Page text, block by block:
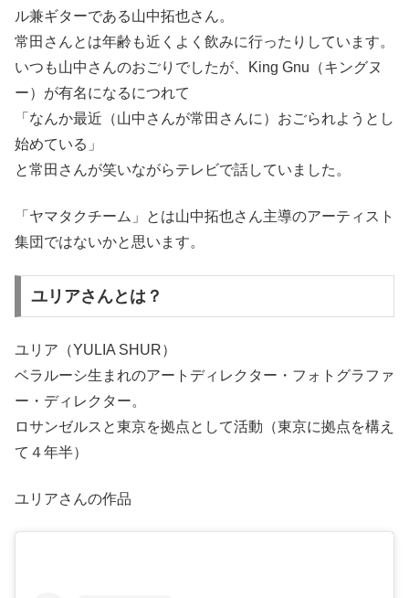
ル兼ギターである山中拓也さん。
常田さんとは年齢も近くよく飲みに行ったりしています。
いつも山中さんのおごりでしたが、King Gnu（キングヌ
ー）が有名になるにつれて
「なんか最近（山中さんが常田さんに）おごられようとし
始めている」
と常田さんが笑いながらテレビで話していました。
「ヤマタクチーム」とは山中拓也さん主導のアーティスト
集団ではないかと思います。
ユリアさんとは？
ユリア（YULIA SHUR）
ベラルーシ生まれのアートディレクター・フォトグラファ
ー・ディレクター。
ロサンゼルスと東京を拠点として活動（東京に拠点を構え
て４年半）
ユリアさんの作品